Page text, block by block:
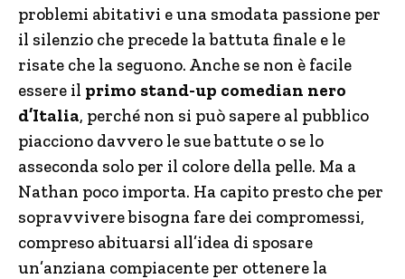
problemi abitativi e una smodata passione per
il silenzio che precede la battuta finale e le
risate che la seguono. Anche se non è facile
essere il primo stand-up comedian nero
d’Italia, perché non si può sapere al pubblico
piacciono davvero le sue battute o se lo
asseconda solo per il colore della pelle. Ma a
Nathan poco importa. Ha capito presto che per
sopravvivere bisogna fare dei compromessi,
compreso abituarsi all’idea di sposare
un’anziana compiacente per ottenere la